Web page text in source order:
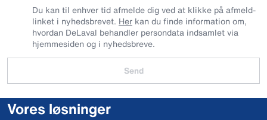
Du kan til enhver tid afmelde dig ved at klikke på afmeld-
linket i nyhedsbrevet. Her kan du finde information om,
hvordan DeLaval behandler persondata indsamlet via
hjemmesiden og i nyhedsbreve.
Send
Vores løsninger